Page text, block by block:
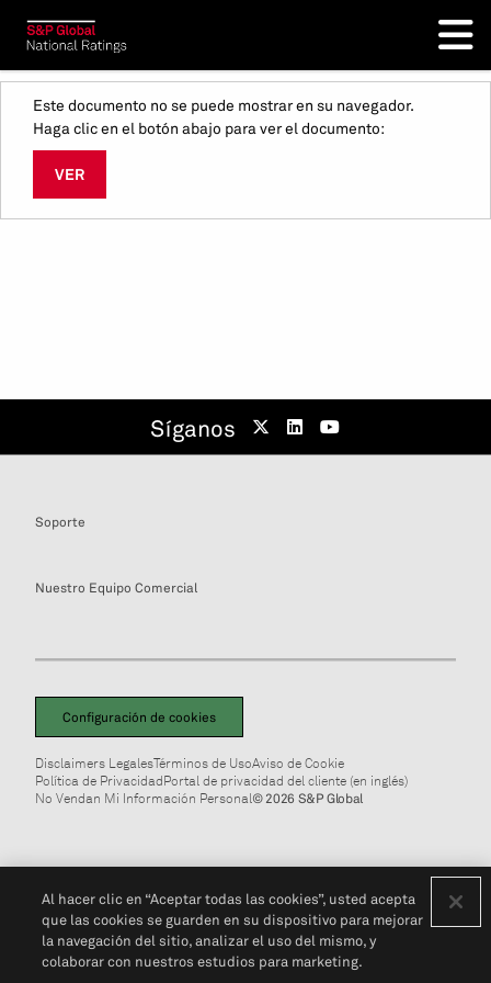
Este documento no se puede mostrar en su navegador.
Haga clic en el botón abajo para ver el documento:
VER
Síganos
Soporte
Nuestro Equipo Comercial
Configuración de cookies
Disclaimers LegalesTérminos de UsoAviso de Cookie
Política de PrivacidadPortal de privacidad del cliente (en inglés)
No Vendan Mi Información Personal© 2026 S&P Global
Al hacer clic en “Aceptar todas las cookies”, usted acepta
que las cookies se guarden en su dispositivo para mejorar
la navegación del sitio, analizar el uso del mismo, y
colaborar con nuestros estudios para marketing.